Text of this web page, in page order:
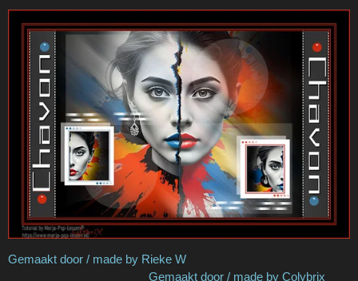
Gemaakt door / made by Rieke W
Gemaakt door / made by Colybrix